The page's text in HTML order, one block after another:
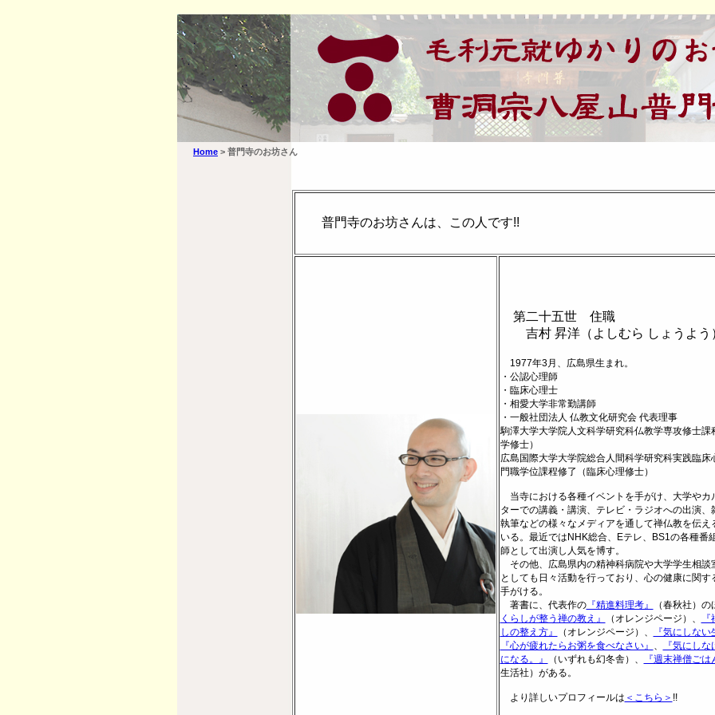
Home > 普門寺のお坊さん
普門寺のお坊さんは、この人です!!
第二十五世 住職
吉村 昇洋（よしむら しょうよう
1977年3月、広島県生まれ。
・公認心理師
・臨床心理士
・相愛大学非常勤講師
・一般社団法人 仏教文化研究会 代表理事
駒澤大学大学院人文科学研究科仏教学専攻修士課
学修士）
広島国際大学大学院総合人間科学研究科実践臨床
門職学位課程修了（臨床心理修士）
当寺における各種イベントを手がけ、大学やカ
ターでの講義・講演、テレビ・ラジオへの出演、
執筆などの様々なメディアを通して禅仏教を伝え
いる。最近ではNHK総合、Eテレ、BS1の各種番
師として出演し人気を博す。
その他、広島県内の精神科病院や大学学生相談
としても日々活動を行っており、心の健康に関す
手がける。
著書に、 代表作の『精進料理考』
（春秋社）の
くらしが整う禅の教え』
（オレンジページ）、
しの整え方』
（オレンジページ）、
『気にしな
『心が疲れたらお粥を食べなさい』 、
『気にし
になる。』
（いずれも幻冬舎）、
『週末禅僧ごは
生活社）がある。
より詳しいプロフィールは ＜こちら＞ !!